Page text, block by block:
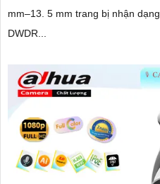
mm–13. 5 mm trang bị nhận dạng người chống ngược sáng
DWDR...